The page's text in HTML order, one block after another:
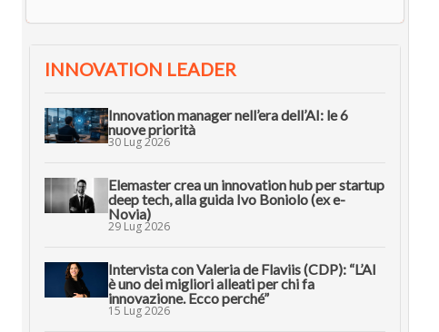
INNOVATION LEADER
Innovation manager nell’era dell’AI: le 6
nuove priorità
30 Lug 2026
Elemaster crea un innovation hub per startup
deep tech, alla guida Ivo Boniolo (ex e-
Novia)
29 Lug 2026
Intervista con Valeria de Flaviis (CDP): “L’AI
è uno dei migliori alleati per chi fa
innovazione. Ecco perché”
15 Lug 2026